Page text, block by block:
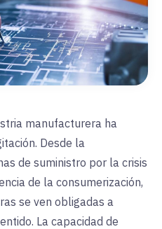
manufacturera ha
Desde la
de suministro por la crisis
de la consumerización,
se ven obligadas a
La capacidad de